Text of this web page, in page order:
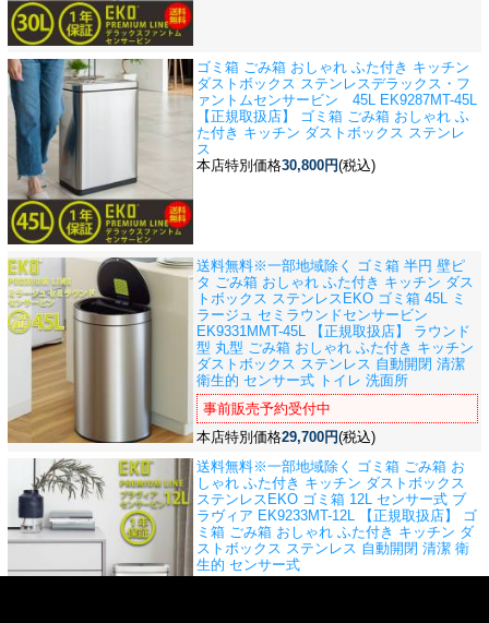
ゴミ箱 ごみ箱 おしゃれ ふた付き キッチン
ダストボックス ステンレスデラックス・フ
ァントムセンサービン 45L EK9287MT-45L
【正規取扱店】 ゴミ箱 ごみ箱 おしゃれ ふ
た付き キッチン ダストボックス ステンレ
ス
本店特別価格30,800円(税込)
送料無料※一部地域除く ゴミ箱 半円 壁ピ
タ ごみ箱 おしゃれ ふた付き キッチン ダス
トボックス ステンレス EKO ゴミ箱 45L ミ
ラージュ セミラウンドセンサービン
EK9331MMT-45L 【正規取扱店】 ラウンド
型 丸型 ごみ箱 おしゃれ ふた付き キッチン
ダストボックス ステンレス 自動開閉 清潔
衛生的 センサー式 トイレ 洗面所
事前販売予約受付中
本店特別価格29,700円(税込)
送料無料※一部地域除く ゴミ箱 ごみ箱 お
しゃれ ふた付き キッチン ダストボックス
ステンレス EKO ゴミ箱 12L センサー式 ブ
ラヴィア EK9233MT-12L 【正規取扱店】 ゴ
ミ箱 ごみ箱 おしゃれ ふた付き キッチン ダ
ストボックス ステンレス 自動開閉 清潔 衛
生的 センサー式